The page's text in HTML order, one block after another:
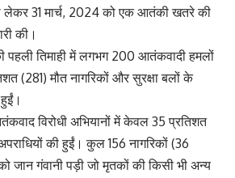
31 मार्च, 2024 को एक आतंकी खतरे की
की।
पहली तिमाही में लगभग 200 आतंकवादी हमलों
(281) मौत नागरिकों और सुरक्षा बलों के
विरोधी अभियानों में केवल 35 प्रतिशत
की हुईं। कुल 156 नागरिकों (36
जान गंवानी पड़ी जो मृतकों की किसी भी अन्य